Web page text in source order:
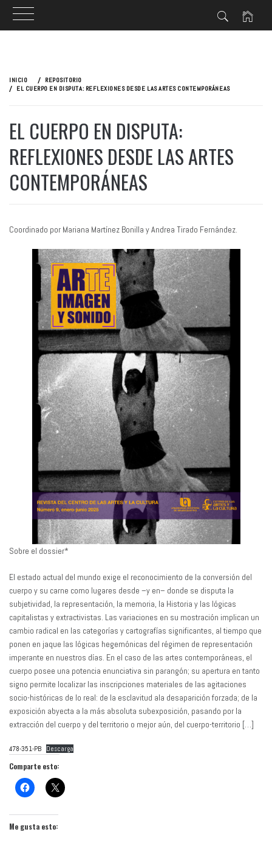
contenido
INICIO
REPOSITORIO
EL CUERPO EN DISPUTA: REFLEXIONES DESDE LAS ARTES CONTEMPORÁNEAS
EL CUERPO EN DISPUTA:
REFLEXIONES DESDE LAS ARTES
CONTEMPORÁNEAS
Coordinado por Mariana Martínez Bonilla y Andrea Tirado Fernández.
Sobre el dossier*
El estado actual del mundo exige el reconocimiento de la conversión del
cuerpo y su carne como lugares desde –y en– donde se disputa la
subjetividad, la representación, la memoria, la Historia y las lógicas
capitalistas y extractivistas. Las variaciones en su mostración implican un
cambio radical en las categorías y cartografías significantes, al tiempo que
ponen en jaque las lógicas hegemónicas del régimen de representación
imperante en nuestros días. En el caso de las artes contemporáneas, el
cuerpo posee una potencia enunciativa sin parangón; su apertura en tanto
signo permite localizar las inscripciones materiales de las agitaciones
socio-históricas de lo real: de la esclavitud ala desaparición forzada; de la
exposición abyecta a la más absoluta subexposición, pasando por la
extracción del cuerpo y del territorio o mejor aún, del cuerpo-territorio […]
478-351-PB Descarga
Comparte esto:
Me gusta esto: